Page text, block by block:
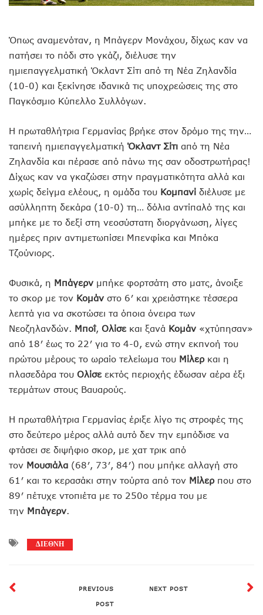
Όπως αναμενόταν, η Μπάγερν Μονάχου, δίχως καν να
πατήσει το πόδι στο γκάζι, διέλυσε την
ημιεπαγγελματική Όκλαντ Σίτι από τη Νέα Ζηλανδία
(10-0) και ξεκίνησε ιδανικά τις υποχρεώσεις της στο
Παγκόσμιο Κύπελλο Συλλόγων.
Η πρωταθλήτρια Γερμανίας βρήκε στον δρόμο της την…
ταπεινή ημιεπαγγελματική Όκλαντ Σίτι από τη Νέα
Ζηλανδία και πέρασε από πάνω της σαν οδοστρωτήρας!
Δίχως καν να γκαζώσει στην πραγματικότητα αλλά και
χωρίς δείγμα ελέους, η ομάδα του Κομπανί διέλυσε με
ασύλληπτη δεκάρα (10-0) τη… δόλια αντίπαλό της και
μπήκε με το δεξί στη νεοσύστατη διοργάνωση, λίγες
ημέρες πριν αντιμετωπίσει Μπενφίκα και Μπόκα
Τζούνιορς.
Φυσικά, η Μπάγερν μπήκε φορτσάτη στο ματς, άνοιξε
το σκορ με τον Κομάν στο 6′ και χρειάστηκε τέσσερα
λεπτά για να σκοτώσει τα όποια όνειρα των
Νεοζηλανδών. Μποΐ, Ολίσε και ξανά Κομάν «χτύπησαν»
από 18′ έως το 22′ για το 4-0, ενώ στην εκπνοή του
πρώτου μέρους το ωραίο τελείωμα του Μίλερ και η
πλασεδάρα του Ολίσε εκτός περιοχής έδωσαν αέρα έξι
τερμάτων στους Βαυαρούς.
Η πρωταθλήτρια Γερμανίας έριξε λίγο τις στροφές της
στο δεύτερο μέρος αλλά αυτό δεν την εμπόδισε να
φτάσει σε διψήφιο σκορ, με χατ τρικ από
τον Μουσιάλα (68′, 73′, 84′) που μπήκε αλλαγή στο
61′ και το κερασάκι στην τούρτα από τον Μίλερ που στο
89′ πέτυχε ντοπιέτα με το 250ο τέρμα του με
την Μπάγερν.
ΔΙΕΘΝΗ
PREVIOUS
POST
NEXT POST